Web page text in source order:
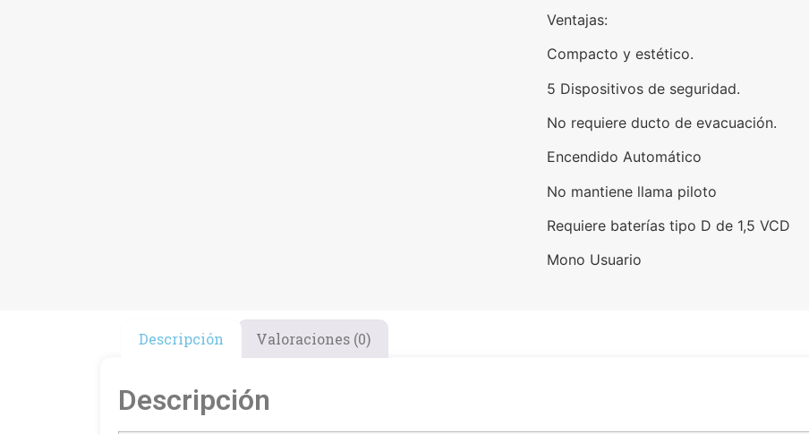
Ventajas:
Compacto y estético.
5 Dispositivos de seguridad.
No requiere ducto de evacuación.
Encendido Automático
No mantiene llama piloto
Requiere baterías tipo D de 1,5 VCD
Mono Usuario
Descripción Valoraciones (0)
Descripción